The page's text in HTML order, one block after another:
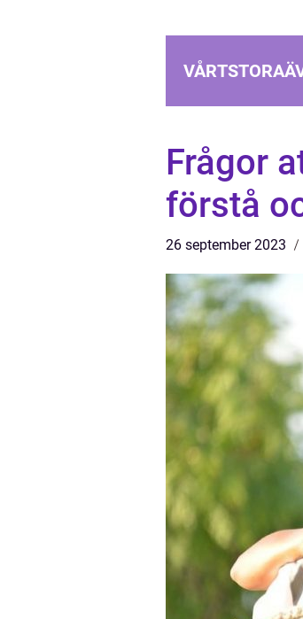
Frågor
förstå
26 september 2023